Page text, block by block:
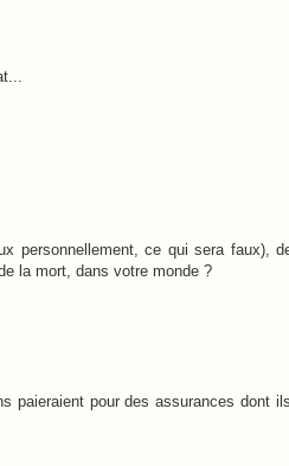
personnellement, ce qui sera faux),
la mort, dans votre monde ?
paieraient pour des assurances dont